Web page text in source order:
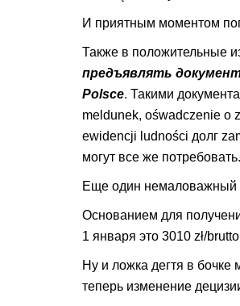
И приятным моментом
Также в положительные
предъявлять
Polsce. Такими
meldunek, ośwadczenie o
ewidencji ludności долг
могут все же потребовать.
Еще один немаловажный
Основанием для
1 января это 3010 zł/
Ну и ложка дегтя в бочке
теперь изменение